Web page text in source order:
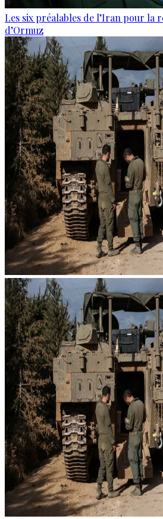
Les six préalables de l’Iran pour la
d’Ormuz